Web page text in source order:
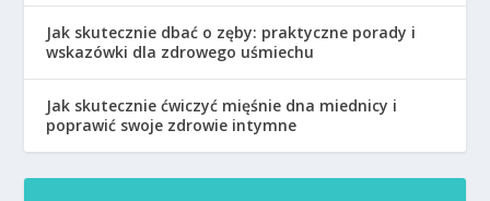
Jak skutecznie dbać o zęby: praktyczne porady i
wskazówki dla zdrowego uśmiechu
Jak skutecznie ćwiczyć mięśnie dna miednicy i
poprawić swoje zdrowie intymne